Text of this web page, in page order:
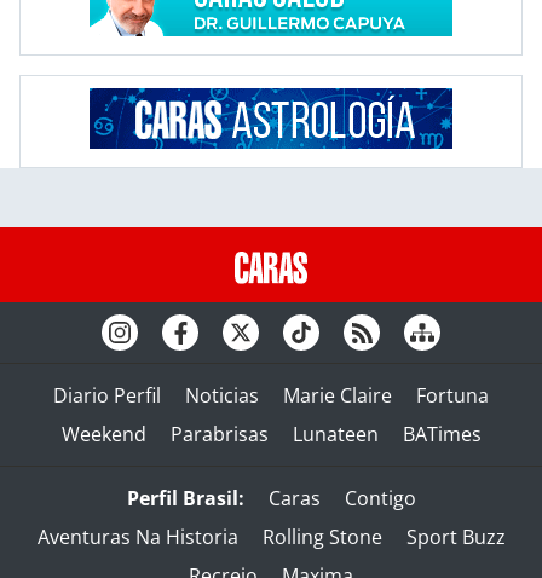
Diario Perfil Noticias Marie Claire
Fortuna
Weekend
Parabrisas Lunateen BATimes
Perfil Brasil: Caras
Contigo
Aventuras Na Historia
Rolling Stone
Sport Buzz